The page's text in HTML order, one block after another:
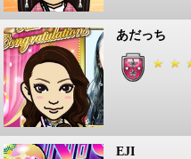
あだっち
EJI